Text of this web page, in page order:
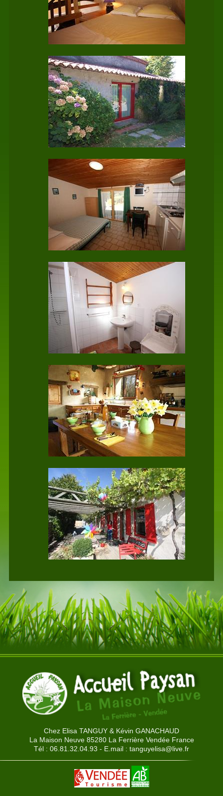
Chez Elisa TANGUY & Kévin GANACHAUD
La Maison Neuve 85280 La Ferrière Vendée France
Tél : 06.81.32.04.93 - E.mail : tanguyelisa@live.fr